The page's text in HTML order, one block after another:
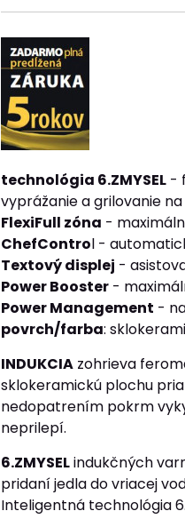
technológia 6.ZMYSEL -
vyprážanie a grilovanie
FlexiFull zóna -
ChefControl -
Textový displej -
Power Booster -
Power Management -
povrch/farba:
INDUKCIA zohrieva
sklokeramickú plochu
nedopatrením pokrm
neprilepí.
6.ZMYSELindukčných
pridaní jedla do vriacej
Inteligentná technológia